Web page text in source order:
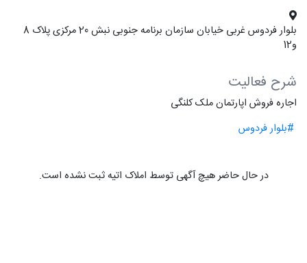
بلوار فردوس غربی خیابان سازمان برنامه جنوبی نبش 20 مرکزی پلاک 8
و12
شرح فعالیت
اجاره فروش اپارتمان ملک کلنگی
#بلوار فردوس
در حال حاضر هیچ آگهی توسط املاک اتیه ثبت نشده است.